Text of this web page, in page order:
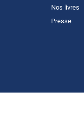
Nos livres
Presse